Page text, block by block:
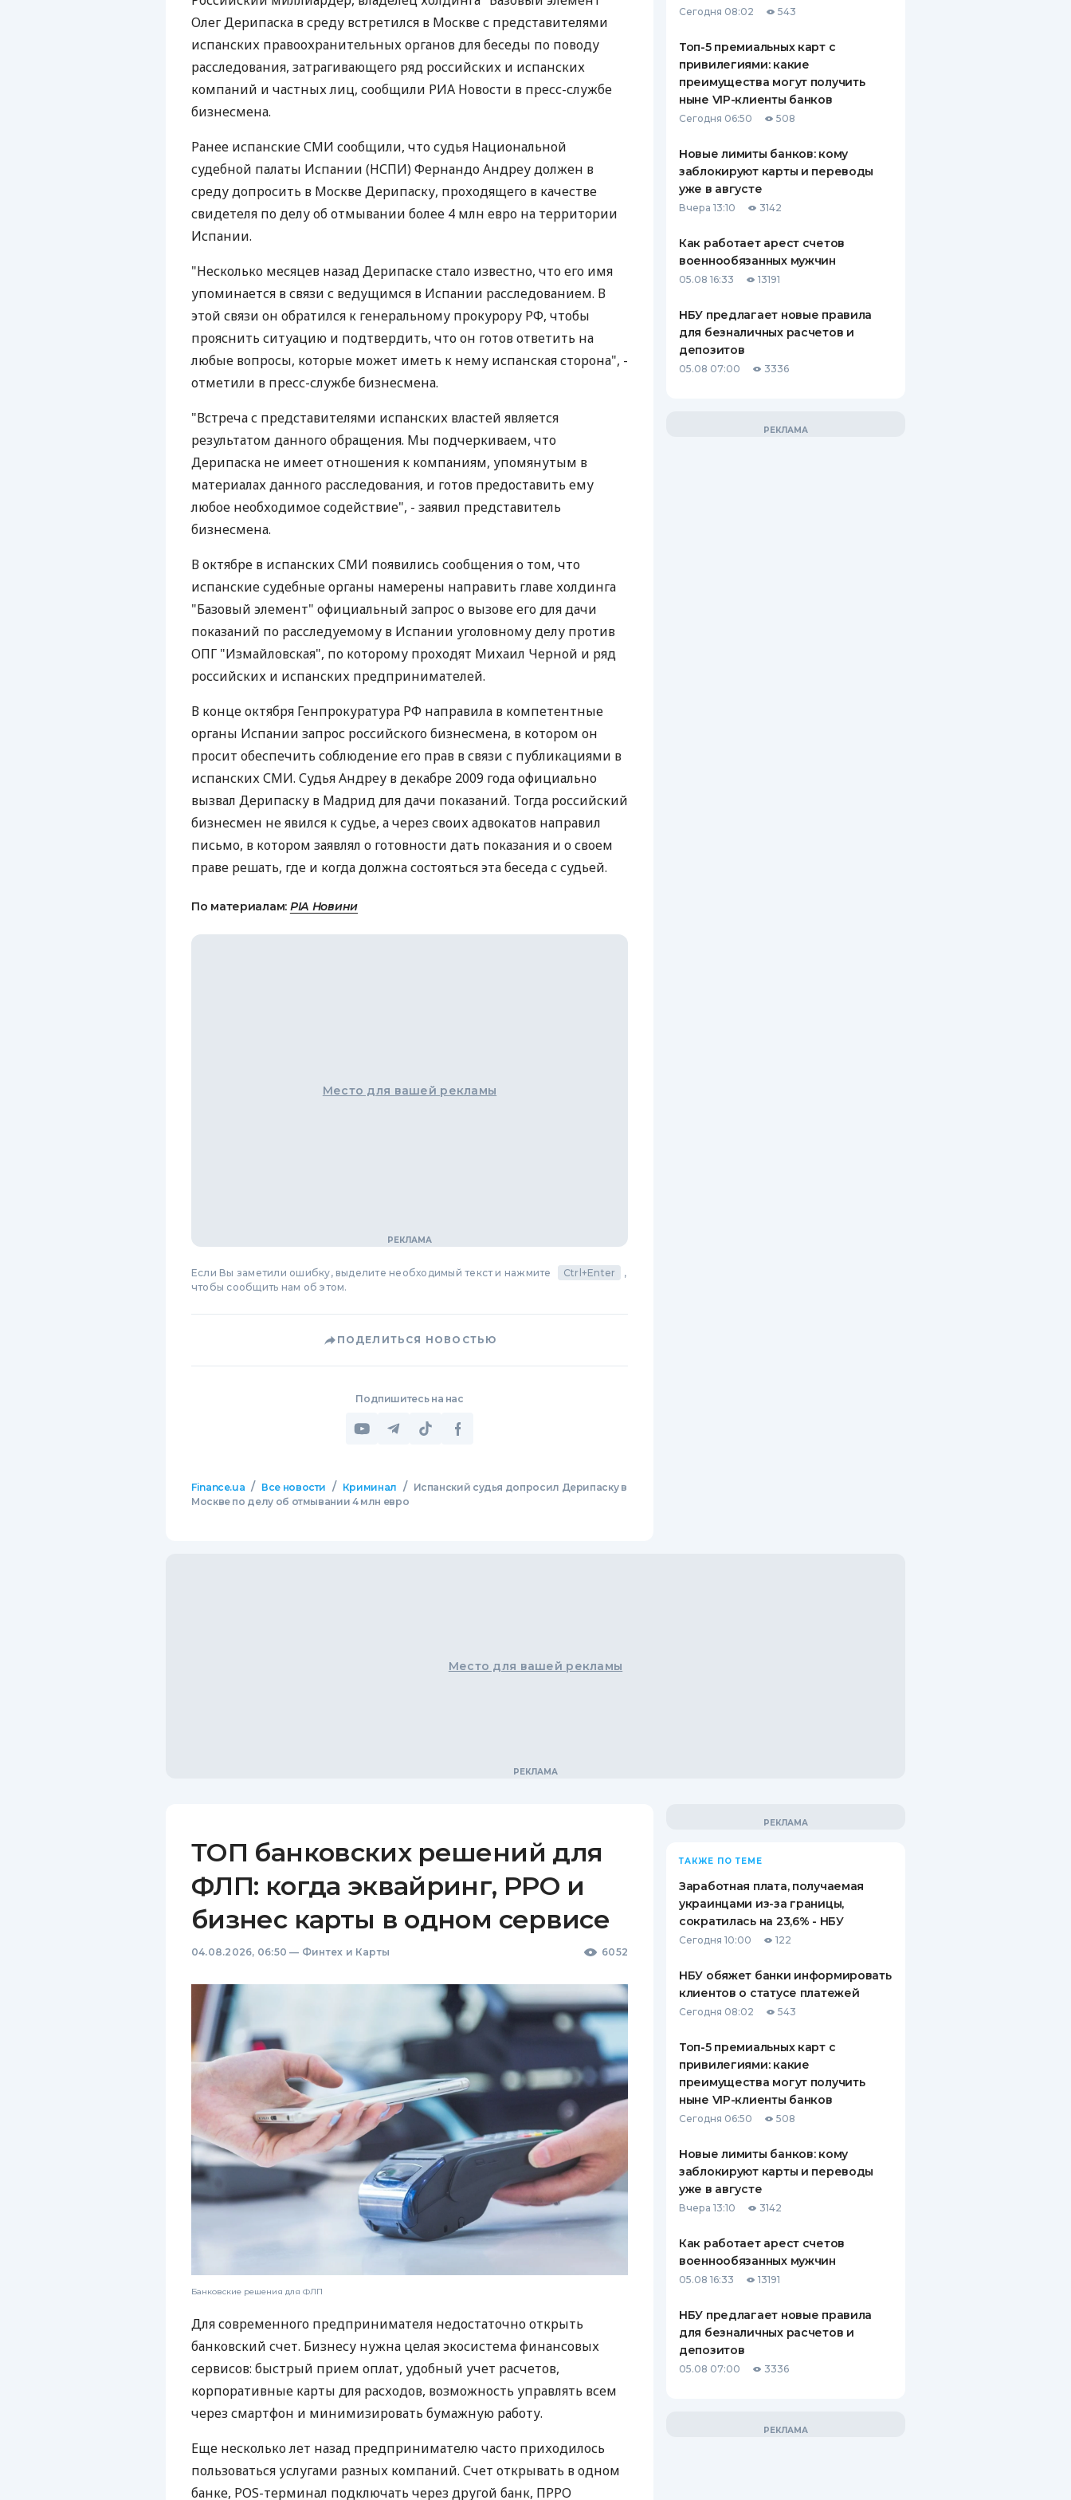
ЕЖЕМЕСЯЧНЫЙ ОБЗОР
КЕШБЭКА
ПУТЕВОДИТЕЛИ ПО
БАНКОВСКИМ КАРТАМ
ВСЕ СТРАХОВЫЕ ПОЛИСЫ
СТРАХОВЫЕ КОМПАНИИ
КОМПАНИЯХ
КОНТАКТЫ
Олег Дерипаска в среду встретился в Москве с представителями
испанских правоохранительных органов для беседы по поводу
расследования, затрагивающего ряд российских и испанских
компаний и частных лиц, сообщили РИА Новости в пресс-службе
бизнесмена.
Ранее испанские СМИ сообщили, что судья Национальной
судебной палаты Испании (НСПИ) Фернандо Андреу должен в
среду допросить в Москве Дерипаску, проходящего в качестве
свидетеля по делу об отмывании более 4 млн евро на территории
Испании.
"Несколько месяцев назад Дерипаске стало известно, что его имя
упоминается в связи с ведущимся в Испании расследованием. В
этой связи он обратился к генеральному прокурору РФ, чтобы
прояснить ситуацию и подтвердить, что он готов ответить на
любые вопросы, которые может иметь к нему испанская сторона", -
отметили в пресс-службе бизнесмена.
"Встреча с представителями испанских властей является
результатом данного обращения. Мы подчеркиваем, что
Дерипаска не имеет отношения к компаниям, упомянутым в
материалах данного расследования, и готов предоставить ему
любое необходимое содействие", - заявил представитель
бизнесмена.
В октябре в испанских СМИ появились сообщения о том, что
испанские судебные органы намерены направить главе холдинга
"Базовый элемент" официальный запрос о вызове его для дачи
показаний по расследуемому в Испании уголовному делу против
ОПГ "Измайловская", по которому проходят Михаил Черной и ряд
российских и испанских предпринимателей.
В конце октября Генпрокуратура РФ направила в компетентные
органы Испании запрос российского бизнесмена, в котором он
просит обеспечить соблюдение его прав в связи с публикациями в
испанских СМИ. Судья Андреу в декабре 2009 года официально
вызвал Дерипаску в Мадрид для дачи показаний. Тогда российский
бизнесмен не явился к судье, а через своих адвокатов направил
письмо, в котором заявлял о готовности дать показания и о своем
праве решать, где и когда должна состояться эта беседа с судьей.
По материалам: РІА Новини
Место для вашей рекламы
Если Вы заметили ошибку, выделите необходимый текст и нажмите Ctrl+Enter
,
чтобы сообщить нам об этом.
ПОДЕЛИТЬСЯ НОВОСТЬЮ
Подпишитесь на нас
Finance.ua / Все новости / Криминал /
Испанский судья допросил Дерипаску в
Москве по делу об отмывании 4 млн евро
Сегодня 08:02 543
Топ-5 премиальных карт с
привилегиями: какие
преимущества могут получить
ныне VIP-клиенты банков
Сегодня 06:50 508
Новые лимиты банков: кому
заблокируют карты и переводы
уже в августе
Вчера 13:10 3142
Как работает арест счетов
военнообязанных мужчин
05.08 16:33 13191
НБУ предлагает новые правила
для безналичных расчетов и
депозитов
05.08 07:00 3336
Место для вашей рекламы
ТОП банковских решений для
ФЛП: когда эквайринг, РРО и
бизнес карты в одном сервисе
04.08.2026, 06:50 — Финтех и Карты 6052
Банковские решения для ФЛП
Для современного предпринимателя недостаточно открыть
банковский счет. Бизнесу нужна целая экосистема финансовых
сервисов: быстрый прием оплат, удобный учет расчетов,
корпоративные карты для расходов, возможность управлять всем
через смартфон и минимизировать бумажную работу.
Еще несколько лет назад предпринимателю часто приходилось
пользоваться услугами разных компаний. Счет открывать в одном
банке, POS-терминал подключать через другой банк, ПРРО
ТАКЖЕ ПО ТЕМЕ
Заработная плата, получаемая
украинцами из-за границы,
сократилась на 23,6% - НБУ
Сегодня 10:00 122
НБУ обяжет банки информировать
клиентов о статусе платежей
Сегодня 08:02 543
Топ-5 премиальных карт с
привилегиями: какие
преимущества могут получить
ныне VIP-клиенты банков
Сегодня 06:50 508
Новые лимиты банков: кому
заблокируют карты и переводы
уже в августе
Вчера 13:10 3142
Как работает арест счетов
военнообязанных мужчин
05.08 16:33 13191
НБУ предлагает новые правила
для безналичных расчетов и
депозитов
05.08 07:00 3336